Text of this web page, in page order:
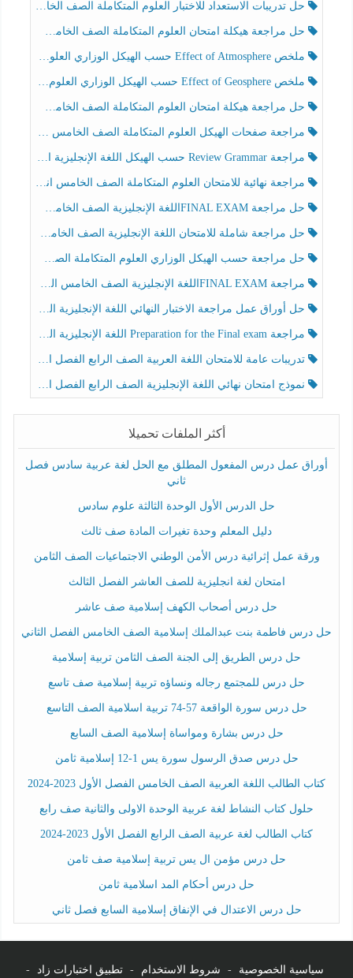
حل تدريبات الاستعداد للاختبار العلوم المتكاملة الصف الخامس عام الفصل الثالث
حل مراجعة هيكلة امتحان العلوم المتكاملة الصف الخامس انسبير الفصل الثالث
ملخص Effect of Atmosphere حسب الهيكل الوزاري العلوم المتكاملة الصف الخامس انسبير الفصل الثالث
ملخص Effect of Geosphere حسب الهيكل الوزاري العلوم المتكاملة الصف الخامس انسبير الفصل الثالث
حل مراجعة هيكلة امتحان العلوم المتكاملة الصف الخامس عام الفصل الثالث
مراجعة صفحات الهيكل العلوم المتكاملة الصف الخامس انسبير الفصل الثالث
مراجعة Review Grammar حسب الهيكل اللغة الإنجليزية الصف الخامس الفصل الثالث
مراجعة نهائية للامتحان العلوم المتكاملة الصف الخامس انسبير الفصل الثالث
حل مراجعة FINAL EXAMاللغة الإنجليزية الصف الخامس الفصل الثالث
حل مراجعة شاملة للامتحان اللغة الإنجليزية الصف الخامس الفصل الثالث
حل مراجعة حسب الهيكل الوزاري العلوم المتكاملة الصف الخامس عام الفصل الثالث
مراجعة FINAL EXAMاللغة الإنجليزية الصف الخامس الفصل الثالث
حل أوراق عمل مراجعة الاختبار النهائي اللغة الإنجليزية الصف الرابع الفصل الثالث
مراجعة Preparation for the Final exam اللغة الإنجليزية الصف الرابع الفصل الثالث
تدريبات عامة للامتحان اللغة العربية الصف الرابع الفصل الثالث
نموذج امتحان نهائي اللغة الإنجليزية الصف الرابع الفصل الثالث
أكثر الملفات تحميلا
أوراق عمل درس المفعول المطلق مع الحل لغة عربية سادس فصل
ثاني
حل الدرس الأول الوحدة الثالثة علوم سادس
دليل المعلم وحدة تغيرات المادة صف ثالث
ورقة عمل إثرائية درس الأمن الوطني الاجتماعيات الصف الثامن
امتحان لغة انجليزية للصف العاشر الفصل الثالث
حل درس أصحاب الكهف إسلامية صف عاشر
حل درس فاطمة بنت عبدالملك إسلامية الصف الخامس الفصل الثاني
حل درس الطريق إلى الجنة الصف الثامن تربية إسلامية
حل درس للمجتمع رجاله ونساؤه تربية إسلامية صف تاسع
حل درس سورة الواقعة 57-74 تربية اسلامية الصف التاسع
حل درس بشارة ومواساة إسلامية الصف السابع
حل درس صدق الرسول سورة يس 1-12 إسلامية ثامن
كتاب الطالب اللغة العربية الصف الخامس الفصل الأول 2023-2024
حلول كتاب النشاط لغة عربية الوحدة الاولى والثانية صف رابع
كتاب الطالب لغة عربية الصف الرابع الفصل الأول 2023-2024
حل درس مؤمن ال يس تربية إسلامية صف ثامن
حل درس أحكام المد اسلامية ثامن
حل درس الاعتدال في الإنفاق إسلامية السابع فصل ثاني
سياسية الخصوصية - شروط الاستخدام - تطبيق اختبارات زاد -